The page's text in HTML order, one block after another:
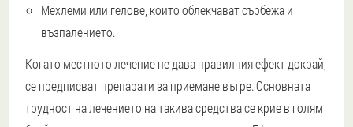
Мехлеми или гелове, които облекчават сърбежа и
възпалението.
Когато местното лечение не дава правилния ефект докрай,
се предписват препарати за приемане вътре. Основната
трудност на лечението на такива средства се крие в голям